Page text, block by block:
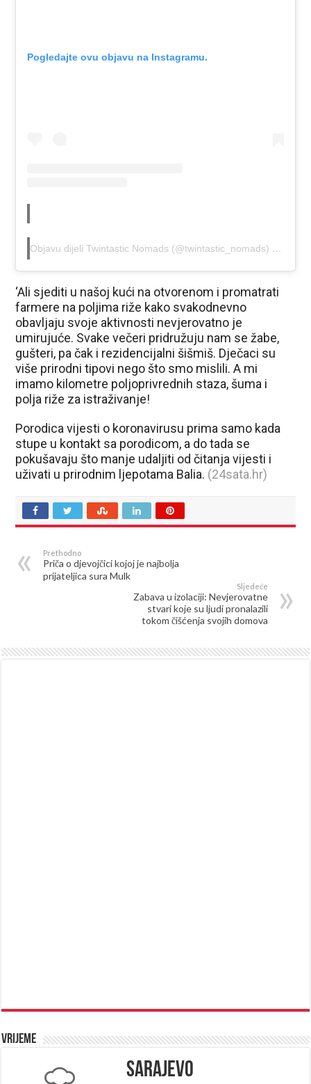
Pogledajte ovu objavu na Instagramu.
Objavu dijeli Twintastic Nomads (@twintastic_nomads) Tra 16,
‘Ali sjediti u našoj kući na otvorenom i promatrati
farmere na poljima riže kako svakodnevno
obavljaju svoje aktivnosti nevjerovatno je
umirujuće. Svake večeri pridružuju nam se žabe,
gušteri, pa čak i rezidencijalni šišmiš. Dječaci su
više prirodni tipovi nego što smo mislili. A mi
imamo kilometre poljoprivrednih staza, šuma i
polja riže za istraživanje!
Porodica vijesti o koronavirusu prima samo kada
stupe u kontakt sa porodicom, a do tada se
pokušavaju što manje udaljiti od čitanja vijesti i
uživati u prirodnim ljepotama Balia. (24sata.hr)
Prethodno
Priča o djevojčici kojoj je najbolja
prijateljica sura Mulk
Sljedeće
Zabava u izolaciji: Nevjerovatne
stvari koje su ljudi pronalazili
tokom čišćenja svojih domova
Vrijeme
Sarajevo